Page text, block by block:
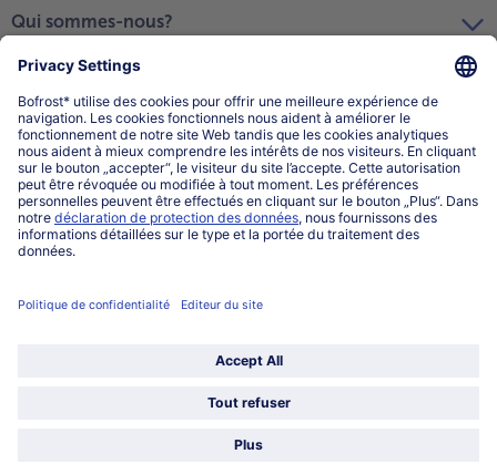
Qui sommes-nous?
Catégories
Sélectionner le pays / la langue